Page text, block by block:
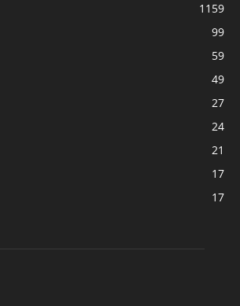
1159
99
59
49
27
24
21
17
17